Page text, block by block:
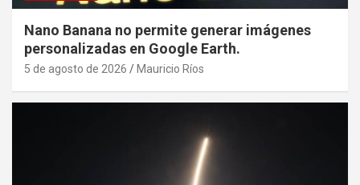
Nano Banana no permite generar imágenes
personalizadas en Google Earth.
5 de agosto de 2026 Mauricio Ríos